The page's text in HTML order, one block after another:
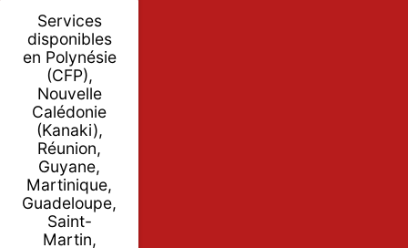
Services
disponibles
en Polynésie
(CFP),
Nouvelle
Calédonie
(Kanaki),
Réunion,
Guyane,
Martinique,
Guadeloupe,
Saint-
Martin,